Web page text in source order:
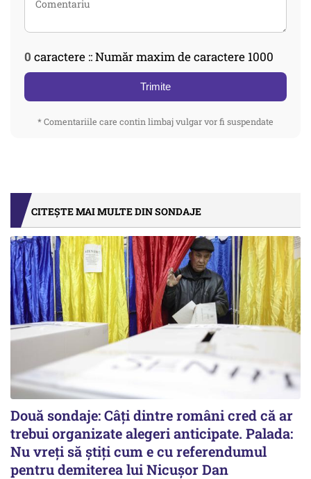
0 caractere :: Număr maxim de caractere 1000
Trimite
* Comentariile care contin limbaj vulgar vor fi suspendate
CITEȘTE MAI MULTE DIN SONDAJE
Două sondaje: Câți dintre români cred că ar
trebui organizate alegeri anticipate. Palada:
Nu vreți să știți cum e cu referendumul
pentru demiterea lui Nicușor Dan